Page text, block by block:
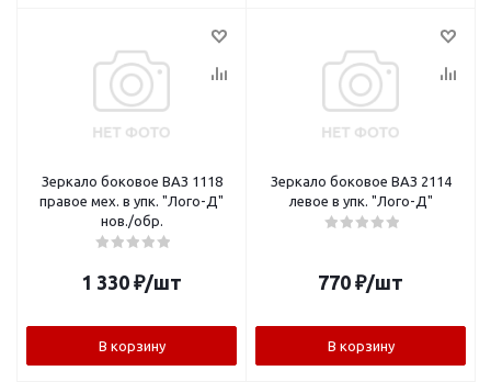
Зеркало боковое ВАЗ 1118
правое мех. в упк. "Лого-Д"
нов./обр.
1 330 ₽/шт
В корзину
Зеркало боковое ВАЗ 2114
левое в упк. "Лого-Д"
770 ₽/шт
В корзину